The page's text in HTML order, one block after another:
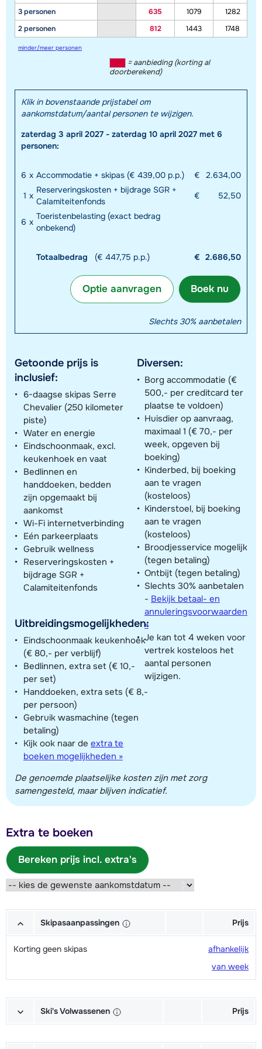
3 personen
2 personen
635 1079
1282
812
1443 1748
minder/meer personen
= aanbieding (korting al
doorberekend)
Klik in bovenstaande prijstabel om
aankomstdatum/aantal personen te wijzigen.
zaterdag 3 april 2027 - zaterdag 10 april 2027 met 6
personen:
6 x Accommodatie + skipas (€ 439,00 p.p.) €
2.634,00
1 x
Reserveringskosten + bijdrage SGR +
Calamiteitenfonds
€ 52,50
6 x
Toeristenbelasting (exact bedrag
onbekend)
Totaalbedrag (€ 447,75 p.p.) € 2.686,50
Boek nu
Optie aanvragen
Slechts 30% aanbetalen
Getoonde prijs is
inclusief:
6-daagse skipas Serre
Chevalier (250 kilometer
piste)
Water en energie
Eindschoonmaak, excl.
keukenhoek en vaat
Bedlinnen en
handdoeken, bedden
zijn opgemaakt bij
aankomst
Wi-Fi internetverbinding
Eén parkeerplaats
Gebruik wellness
Reserveringskosten +
bijdrage SGR +
Calamiteitenfonds
Uitbreidingsmogelijkheden:
Eindschoonmaak keukenhoek
(€ 80,- per verblijf)
Bedlinnen, extra set (€ 10,-
per set)
Handdoeken, extra sets (€ 8,-
per persoon)
Gebruik wasmachine (tegen
betaling)
Kijk ook naar de extra te
boeken mogelijkheden »
Diversen:
Borg accommodatie (€
500,- per creditcard ter
plaatse te voldoen)
Huisdier op aanvraag,
maximaal 1 (€ 70,- per
week, opgeven bij
boeking)
Kinderbed, bij boeking
aan te vragen
(kosteloos)
Kinderstoel, bij boeking
aan te vragen
(kosteloos)
Broodjesservice mogelijk
(tegen betaling)
Ontbijt (tegen betaling)
Slechts 30% aanbetalen
- Bekijk betaal- en
annuleringsvoorwaarden
»
Je kan tot 4 weken voor
vertrek kosteloos het
aantal personen
wijzigen.
De genoemde plaatselijke kosten zijn met zorg
samengesteld, maar blijven indicatief.
Extra te boeken
Bereken prijs incl. extra's
Skipasaanpassingen Prijs
Korting geen skipas
afhankelijk
van week
Ski's Volwassenen Prijs